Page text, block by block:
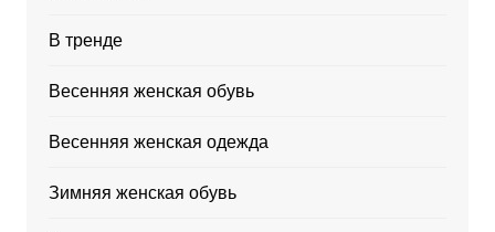
В тренде
Весенняя женская обувь
Весенняя женская одежда
Зимняя женская обувь